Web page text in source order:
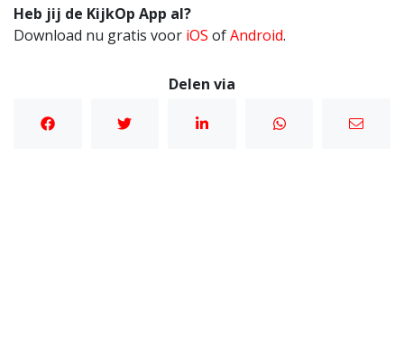
Heb jij de KijkOp App al?
Download nu gratis voor iOS ofAndroid.
Delen via